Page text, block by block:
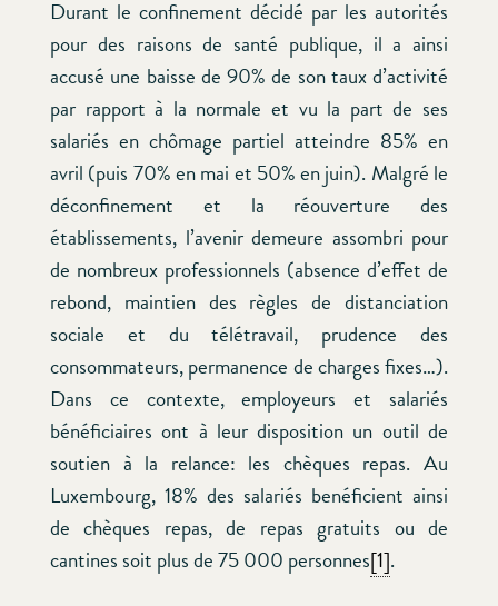
Durant le confinement décidé par les autorités
pour des raisons de santé publique, il a ainsi
accusé une baisse de 90% de son taux d’activité
par rapport à la normale et vu la part de ses
salariés en chômage partiel atteindre 85% en
avril (puis 70% en mai et 50% en juin). Malgré le
déconfinement et la réouverture des
établissements, l’avenir demeure assombri pour
de nombreux professionnels (absence d’effet de
rebond, maintien des règles de distanciation
sociale et du télétravail, prudence des
consommateurs, permanence de charges fixes…).
Dans ce contexte, employeurs et salariés
bénéficiaires ont à leur disposition un outil de
soutien à la relance: les chèques repas. Au
Luxembourg, 18% des salariés benéficient ainsi
de chèques repas, de repas gratuits ou de
cantines soit plus de 75 000 personnes[1].